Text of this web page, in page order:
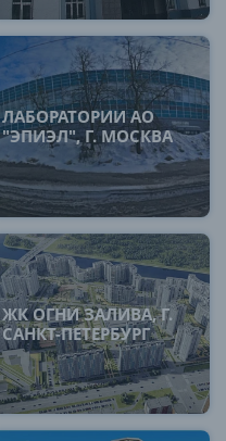
ЛАБОРАТОРИИ АО
"ЭПИЭЛ", Г. МОСКВА
ЖК ОГНИ ЗАЛИВА, Г.
САНКТ-ПЕТЕРБУРГ